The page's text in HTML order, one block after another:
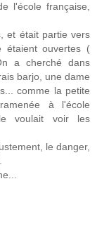
l'école française,
et était partie vers
étaient ouvertes (
a cherché dans
barjo, une dame
comme la petite
à l'école
voulait voir les
le danger,